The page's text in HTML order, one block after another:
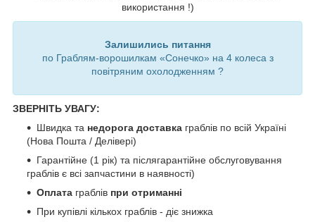
використання !)
Залишились питання
по Граблям-ворошилкам «Сонечко» на 4 колеса з
повітряним охолодженням ?
ЗВЕРНІТЬ УВАГУ:
Швидка та недорога доставка граблів по всій Україні
(Нова Пошта / Делівері)
Гарантійне (1 рік) та післягарантійне обслуговування
граблів є всі запчастини в наявності)
Оплата граблів при отриманні
При купівлі кількох граблів - діє знижка